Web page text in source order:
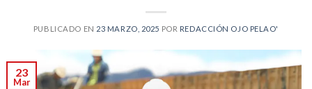
PUBLICADO EN 23 MARZO, 2025 POR REDACCIÓN OJO PELAO'
23
Mar